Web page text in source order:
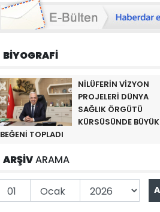
BİYOGRAFİ
NİLÜFERİN VİZYON
PROJELERİ DÜNYA
SAĞLIK ÖRGÜTÜ
KÜRSÜSÜNDE BÜYÜK
BEĞENİ TOPLADI
ARŞİVARAMA